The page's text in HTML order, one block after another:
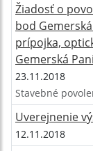
Žiadosť o
bod
prípojka,
Gemerská
23.11.2018
Stavebné
Uverejnenie
12.11.2018